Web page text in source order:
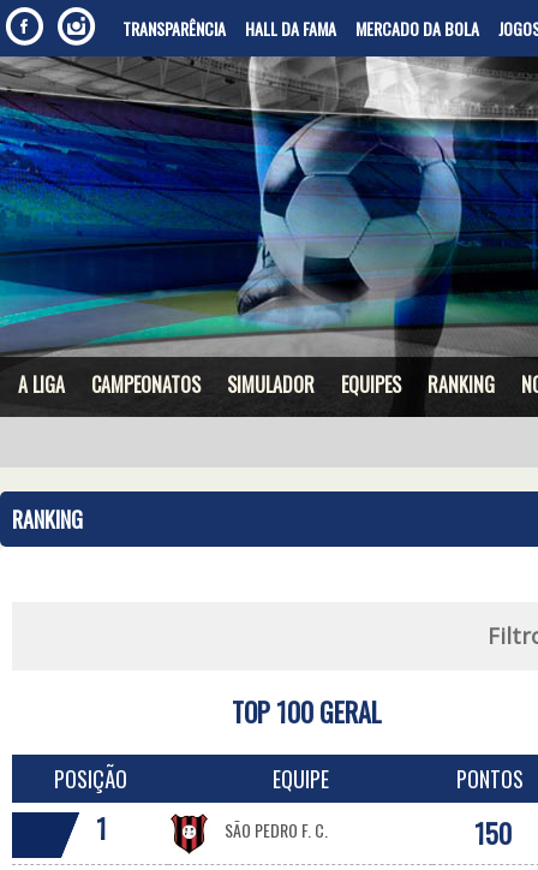
TRANSPARÊNCIA HALL DA FAMA MERCADO DA BOLA
A LIGA CAMPEONATOS SIMULADOR EQUIPES RANKING
RANKING
TOP 100 GERAL
POSIÇÃO EQUIPE PONTOS
1 SÃO PEDRO F. C.
150